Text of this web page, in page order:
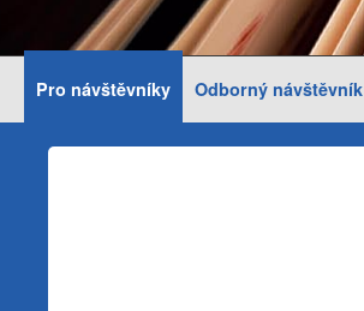
Pro návštěvníky Odborný návštěvník